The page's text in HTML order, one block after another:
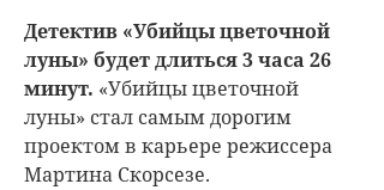
Детектив «Убийцы цветочной
луны» будет длиться 3 часа 26
минут. «Убийцы цветочной
луны» стал самым дорогим
проектом в карьере режиссера
Мартина Скорсезе.